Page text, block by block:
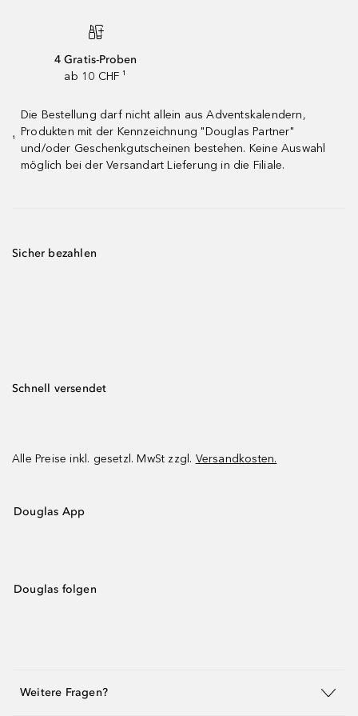
4 Gratis-Proben
ab 10 CHF ¹
¹
Die Bestellung darf nicht allein aus Adventskalendern,
Produkten mit der Kennzeichnung "Douglas Partner"
und/oder Geschenkgutscheinen bestehen. Keine Auswahl
möglich bei der Versandart Lieferung in die Filiale.
Sicher bezahlen
Schnell versendet
Alle Preise inkl. gesetzl. MwSt zzgl. Versandkosten.
Douglas App
Douglas folgen
Weitere Fragen?